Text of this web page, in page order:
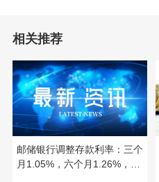
相关推荐
邮储银行调整存款利率：三个
月1.05%，六个月1.26%，一